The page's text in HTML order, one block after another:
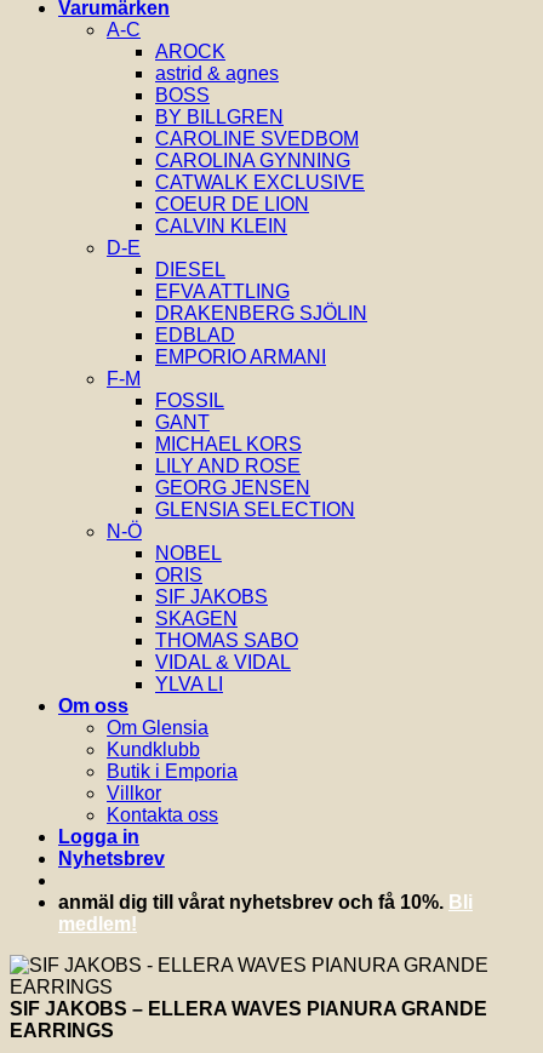
Varumärken
A-C
AROCK
astrid & agnes
BOSS
BY BILLGREN
CAROLINE SVEDBOM
CAROLINA GYNNING
CATWALK EXCLUSIVE
COEUR DE LION
CALVIN KLEIN
D-E
DIESEL
EFVA ATTLING
DRAKENBERG SJÖLIN
EDBLAD
EMPORIO ARMANI
F-M
FOSSIL
GANT
MICHAEL KORS
LILY AND ROSE
GEORG JENSEN
GLENSIA SELECTION
N-Ö
NOBEL
ORIS
SIF JAKOBS
SKAGEN
THOMAS SABO
VIDAL & VIDAL
YLVA LI
Om oss
Om Glensia
Kundklubb
Butik i Emporia
Villkor
Kontakta oss
Logga in
Nyhetsbrev
anmäl dig till vårat nyhetsbrev och få 10%. Bli
medlem!
SIF JAKOBS – ELLERA WAVES PIANURA GRANDE
EARRINGS